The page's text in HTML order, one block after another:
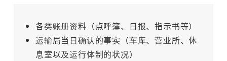
各类账册资料（点呼簿、日报、指示书等）
运输局当日确认的事实（车库、营业所、休
息室以及运行体制的状况）